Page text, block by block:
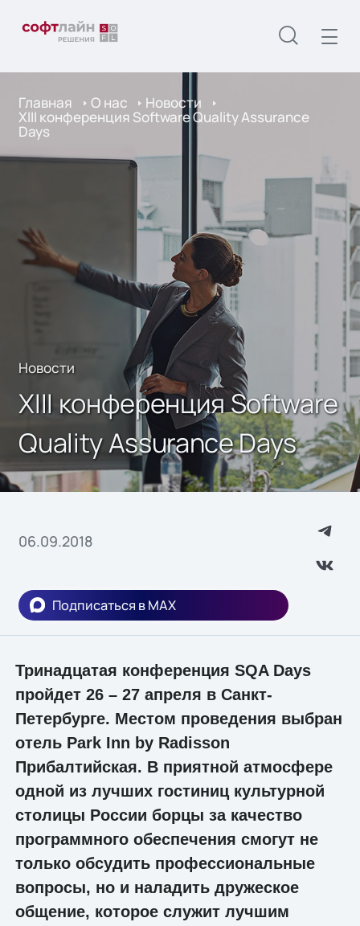
Главная О нас Новости
XIII конференция Software Quality Assurance
Days
Новости
XIII конференция Software
Quality Assurance Days
06.09.2018
Подписаться в MAX
Тринадцатая конференция SQA Days
пройдет 26 – 27 апреля в Санкт-
Петербурге. Местом проведения выбран
отель Park Inn by Radisson
Прибалтийская. В приятной атмосфере
одной из лучших гостиниц культурной
столицы России борцы за качество
программного обеспечения смогут не
только обсудить профессиональные
вопросы, но и наладить дружеское
общение, которое служит лучшим